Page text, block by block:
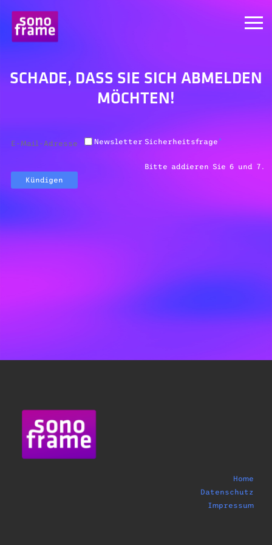
SCHADE, DASS SIE SICH ABMELDEN
MÖCHTEN!
Newsletter Sicherheitsfrage *
Bitte addieren Sie 6 und 7.
Kündigen
Home
Datenschutz
Impressum